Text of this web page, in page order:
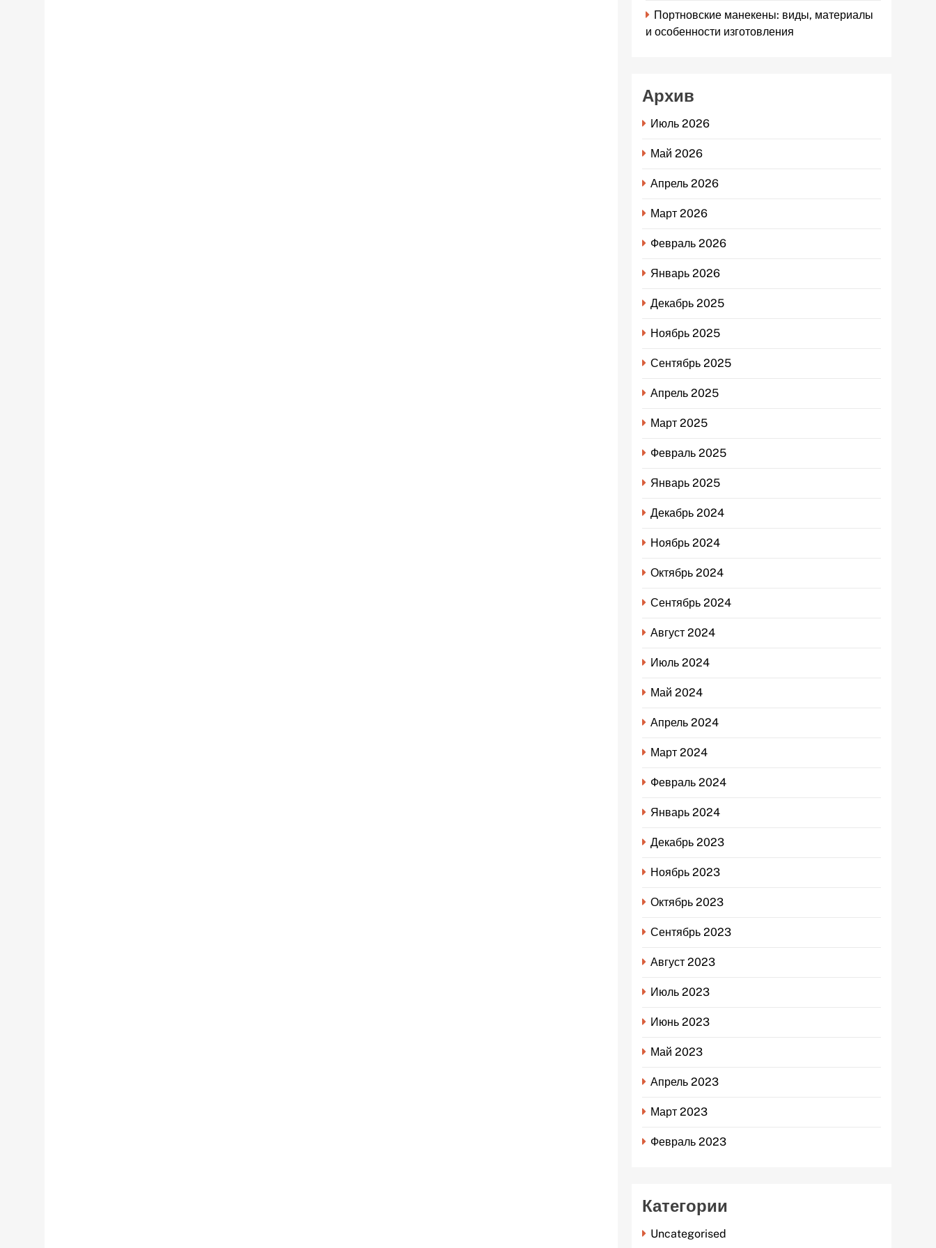
Портновские манекены: виды, материалы
и особенности изготовления
Архив
Июль 2026
Май 2026
Апрель 2026
Март 2026
Февраль 2026
Январь 2026
Декабрь 2025
Ноябрь 2025
Сентябрь 2025
Апрель 2025
Март 2025
Февраль 2025
Январь 2025
Декабрь 2024
Ноябрь 2024
Октябрь 2024
Сентябрь 2024
Август 2024
Июль 2024
Май 2024
Апрель 2024
Март 2024
Февраль 2024
Январь 2024
Декабрь 2023
Ноябрь 2023
Октябрь 2023
Сентябрь 2023
Август 2023
Июль 2023
Июнь 2023
Май 2023
Апрель 2023
Март 2023
Февраль 2023
Категории
Uncategorised